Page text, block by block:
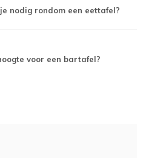
nodig rondom een eettafel?
voor een bartafel?